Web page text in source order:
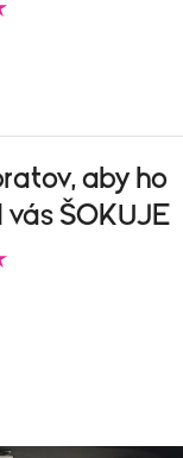
aby ho
ŠOKUJE